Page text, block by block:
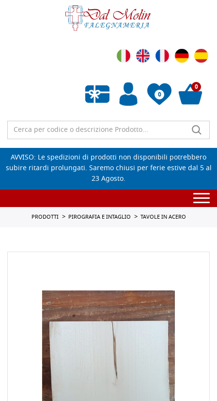
0
Wishlist vuota
0
AVVISO: Le spedizioni di prodotti non disponibili potrebbero
subire ritardi prolungati. Saremo chiusi per ferie estive dal 5 al
23 Agosto.
PRODOTTI PIROGRAFIA E INTAGLIO TAVOLE IN ACERO